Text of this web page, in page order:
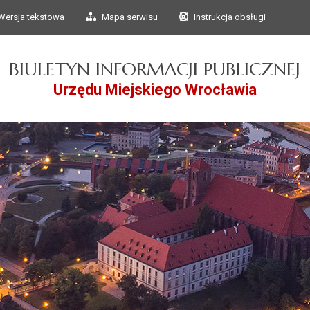
Przejdź do głównego
Przejdź do treści
tekstowa Mapa serwisu Instrukcja obsługi
BIULETYN INFORMACJI PUBLICZNEJ
Urzędu Miejskiego Wrocławia